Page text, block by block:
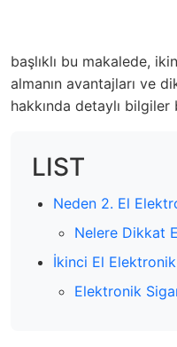
başlıklı bu makalede,
almanın avantajları ve
hakkında detaylı bilgiler
LIST
Neden 2. El
Nelere Dikkat
İkinci El Elektronik
Elektronik